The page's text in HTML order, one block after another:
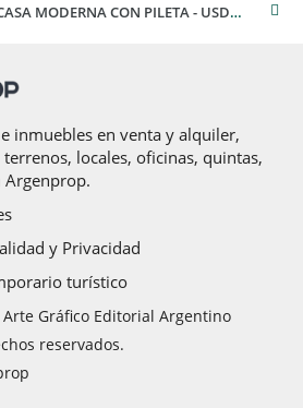
OPORTUNIDAD ÚNICA - CASA MODERNA CON PILETA - USD 90.000
inmuebles en venta y alquiler,
locales, oficinas, quintas,
Argenprop.
y Privacidad
turístico
Gráfico Editorial Argentino
reservados.